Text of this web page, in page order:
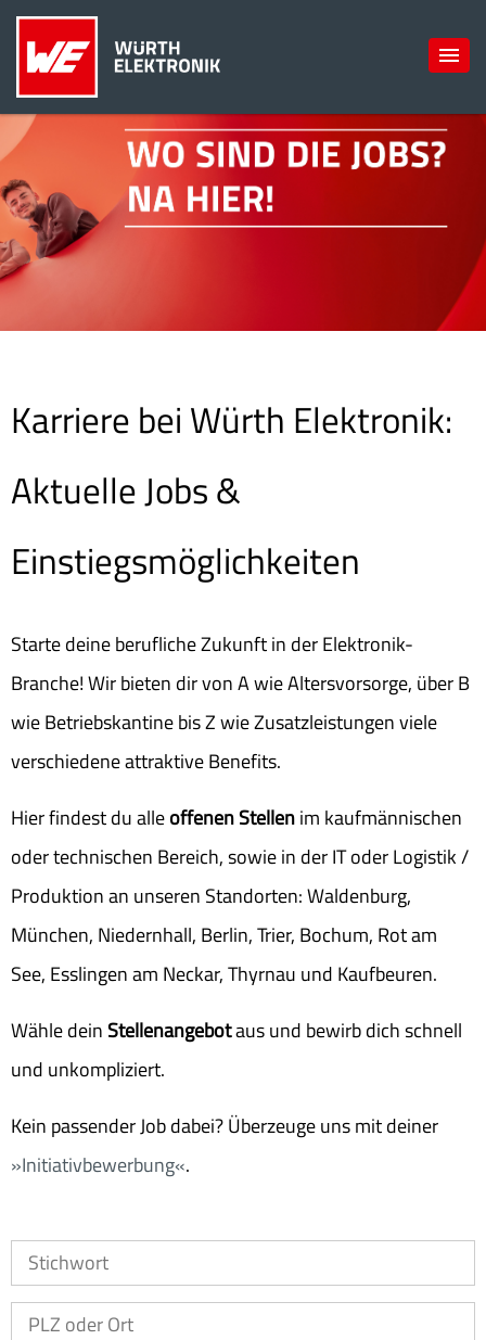
Karriere bei Würth Elektronik:
Aktuelle Jobs &
Einstiegsmöglichkeiten
Starte deine berufliche Zukunft in der Elektronik-
Branche! Wir bieten dir von A wie Altersvorsorge, über B
wie Betriebskantine bis Z wie Zusatzleistungen viele
verschiedene attraktive Benefits.
Hier findest du alleoffenen Stellenim kaufmännischen
oder technischen Bereich, sowie in der IT oder Logistik /
Produktion an unseren Standorten: Waldenburg,
München, Niedernhall, Berlin, Trier, Bochum, Rot am
See, Esslingen am Neckar, Thyrnau und Kaufbeuren.
Wähle deinStellenangebotaus und bewirb dich schnell
und unkompliziert.
Kein passender Job dabei? Überzeuge uns mit deiner
Initiativbewerbung .